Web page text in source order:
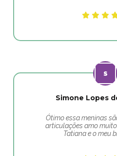
Simone Lopes
Ótimo essa meninas
articulações amo
Tatiana e o meu